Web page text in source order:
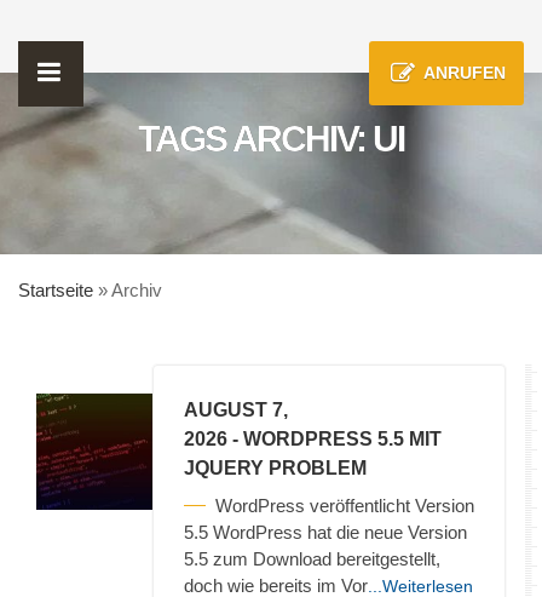
ANRUFEN
TAGS ARCHIV: UI
Startseite »Archiv
AUGUST 7,
2026 - WORDPRESS 5.5 MIT
JQUERY PROBLEM
WordPress veröffentlicht Version
5.5 WordPress hat die neue Version
5.5 zum Download bereitgestellt,
doch wie bereits im Vor ...Weiterlesen